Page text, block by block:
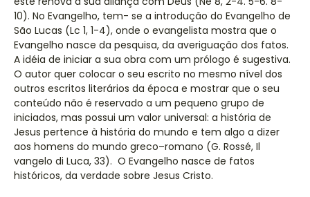
10). No Evangelho, tem- se a introdução do Evangelho de
São Lucas (Lc 1, 1-4), onde o evangelista mostra que o
Evangelho nasce da pesquisa, da averiguação dos fatos.
A idéia de iniciar a sua obra com um prólogo é sugestiva.
O autor quer colocar o seu escrito no mesmo nível dos
outros escritos literários da época e mostrar que o seu
conteúdo não é reservado a um pequeno grupo de
iniciados, mas possui um valor universal: a história de
Jesus pertence à história do mundo e tem algo a dizer
aos homens do mundo greco–romano (G. Rossé, Il
vangelo di Luca, 33). O Evangelho nasce de fatos
históricos, da verdade sobre Jesus Cristo.